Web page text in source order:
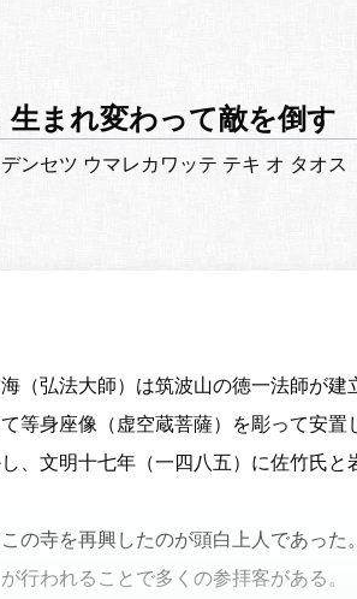
生まれ変わって敵を倒す
ンセツ ウマレカワッテ テキ オ タオス
（弘法大師）は筑波山の徳一法師が建
て等身座像（虚空蔵菩薩）を彫って安
、文明十七年（一四八五）に佐竹氏
の寺を再興したのが頭白上人であった
行われることで多くの参拝客がある。